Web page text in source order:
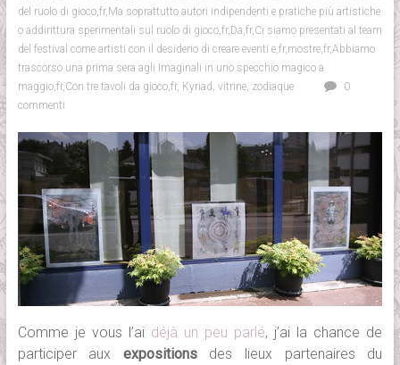
del ruolo di gioco,fr,Ma soprattutto autori indipendenti e pratiche più artistiche
o addirittura sperimentali sul ruolo di gioco,fr,Da,fr,Ci siamo presentati al team
del festival come artisti con il desiderio di creare eventi e,fr,mostre,fr,Abbiamo
trascorso una prima sera agli Imaginali in uno specchio magico a
maggio,fr,Con tre tavoli da gioco,fr, Kyriad , vitrine, zodiaque
0
commenti
Comme je vous l’ai déjà un peu parlé, j’ai la chance de
participer aux expositionsdes lieux partenaires du